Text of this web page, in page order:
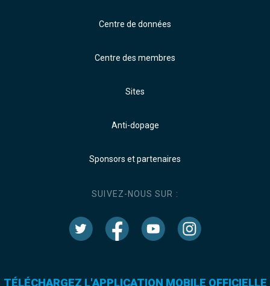
Centre de données
Centre des membres
Sites
Anti-dopage
Sponsors et partenaires
SUIVEZ-NOUS SUR :
TÉLÉCHARGEZ L'APPLICATION MOBILE OFFICIELLE